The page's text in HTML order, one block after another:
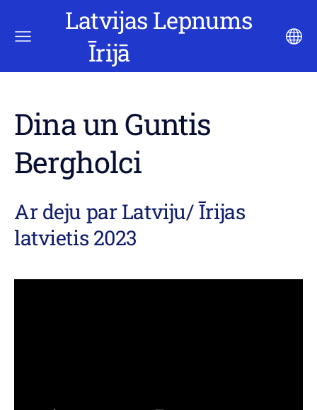
Latvijas Lepnums
Īrijā
Dina un Guntis
Bergholci
Ar deju par Latviju/ Īrijas
latvietis 2023